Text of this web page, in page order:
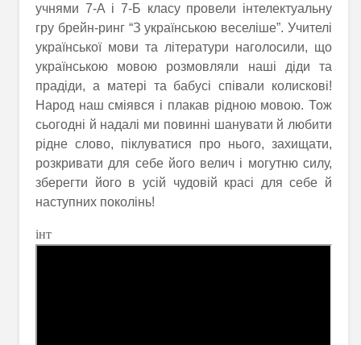
учнями 7-А і 7-Б класу провели інтелектуальну
гру брейн-ринг “З українською веселіше”. Учителі
української мови та літератури наголосили, що
українською мовою розмовляли наші діди та
прадіди, а матері та бабусі співали колискові!
Народ наш сміявся і плакав рідною мовою. Тож
сьогодні й надалі ми повинні шанувати й любити
рідне слово, піклуватися про нього, захищати,
розкривати для себе його велич і могутню силу,
зберегти його в усій чудовій красі для себе й
наступних поколінь!
інт